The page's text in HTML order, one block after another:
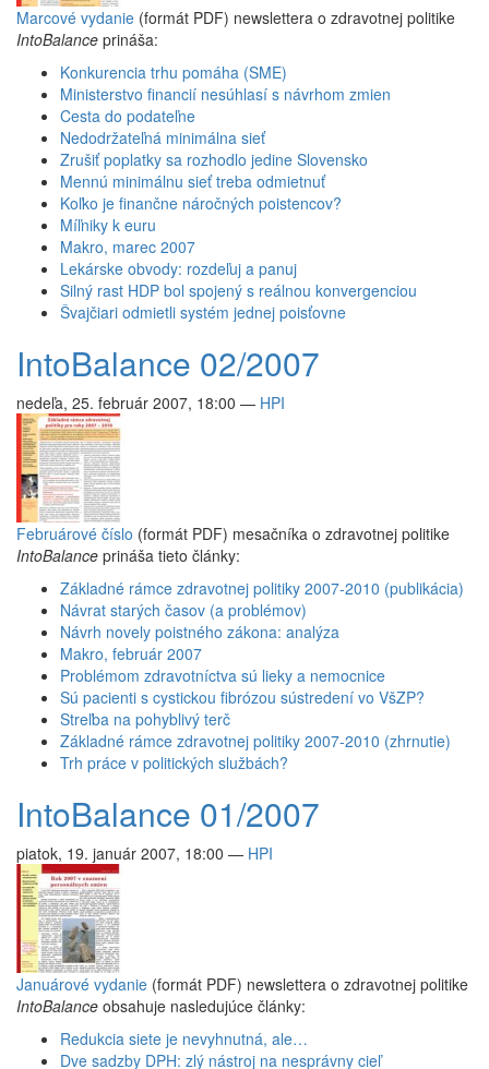
Marcové vydanie (formát PDF) newslettera o zdravotnej politike
IntoBalance prináša:
Konkurencia trhu pomáha (SME)
Ministerstvo financií nesúhlasí s návrhom zmien
Cesta do podateľne
Nedodržateľná minimálna sieť
Zrušiť poplatky sa rozhodlo jedine Slovensko
Mennú minimálnu sieť treba odmietnuť
Koľko je finančne náročných poistencov?
Míľniky k euru
Makro, marec 2007
Lekárske obvody: rozdeľuj a panuj
Silný rast HDP bol spojený s reálnou konvergenciou
Švajčiari odmietli systém jednej poisťovne
IntoBalance 02/2007
nedeľa, 25. február 2007, 18:00 — HPI
Februárové číslo (formát PDF) mesačníka o zdravotnej politike
IntoBalance prináša tieto články:
Základné rámce zdravotnej politiky 2007-2010 (publikácia)
Návrat starých časov (a problémov)
Návrh novely poistného zákona: analýza
Makro, február 2007
Problémom zdravotníctva sú lieky a nemocnice
Sú pacienti s cystickou fibrózou sústredení vo VšZP?
Streľba na pohyblivý terč
Základné rámce zdravotnej politiky 2007-2010 (zhrnutie)
Trh práce v politických službách?
IntoBalance 01/2007
piatok, 19. január 2007, 18:00 — HPI
Januárové vydanie (formát PDF) newslettera o zdravotnej politike
IntoBalance obsahuje nasledujúce články:
Redukcia siete je nevyhnutná, ale…
Dve sadzby DPH: zlý nástroj na nesprávny cieľ